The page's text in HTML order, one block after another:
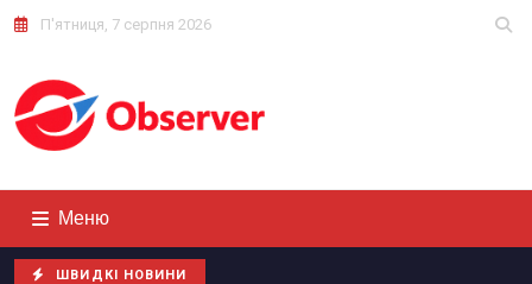
П'ятниця, 7 серпня 2026
Меню
ШВИДКІ НОВИНИ